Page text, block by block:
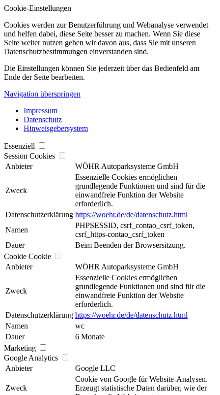
Cookie-Einstellungen
Cookies werden zur Benutzerführung und Webanalyse verwendet
und helfen dabei, diese Seite besser zu machen. Wenn Sie diese
Seite weiter nutzen gehen wir davon aus, dass Sie mit unseren
Datenschutzbestimmungen einverstanden sind.
Die Einstellungen können Sie jederzeit über das Bedienfeld am
Ende der Seite bearbeiten.
Navigation überspringen
Impressum
Datenschutz
Hinweisgebersystem
Essenziell
Session Cookies
Anbieter
WÖHR Autoparksysteme GmbH
Zweck
Essenzielle Cookies ermöglichen
grundlegende Funktionen und sind für die
einwandfreie Funktion der Website
erforderlich.
Datenschutzerklärung https://woehr.de/de/datenschutz.html
Namen
PHPSESSID, csrf_contao_csrf_token,
csrf_https-contao_csrf_token
Dauer
Beim Beenden der Browsersitzung.
Cookie Cookie
Anbieter
WÖHR Autoparksysteme GmbH
Zweck
Essenzielle Cookies ermöglichen
grundlegende Funktionen und sind für die
einwandfreie Funktion der Website
erforderlich.
Datenschutzerklärung https://woehr.de/de/datenschutz.html
Namen
wc
Dauer
6 Monate
Marketing
Google Analytics
Anbieter
Google LLC
Zweck
Cookie von Google für Website-Analysen.
Erzeugt statistische Daten darüber, wie der